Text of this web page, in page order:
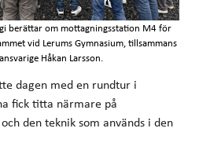
berättar om mottagningsstation M4 för
vid Lerums Gymnasium, tillsammans
Håkan Larsson.
dagen med en rundtur i
fick titta närmare på
den teknik som används i den